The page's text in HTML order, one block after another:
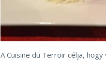
A Cuisine du Terroir célja,